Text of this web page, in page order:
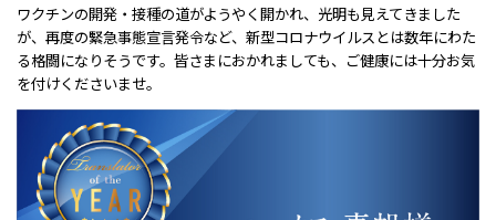
ワクチンの開発・接種の道がようやく開かれ、光明も見えてきました
が、再度の緊急事態宣言発令など、新型コロナウイルスとは数年にわた
る格闘になりそうです。皆さまにおかれましても、ご健康には十分お気
を付けくださいませ。